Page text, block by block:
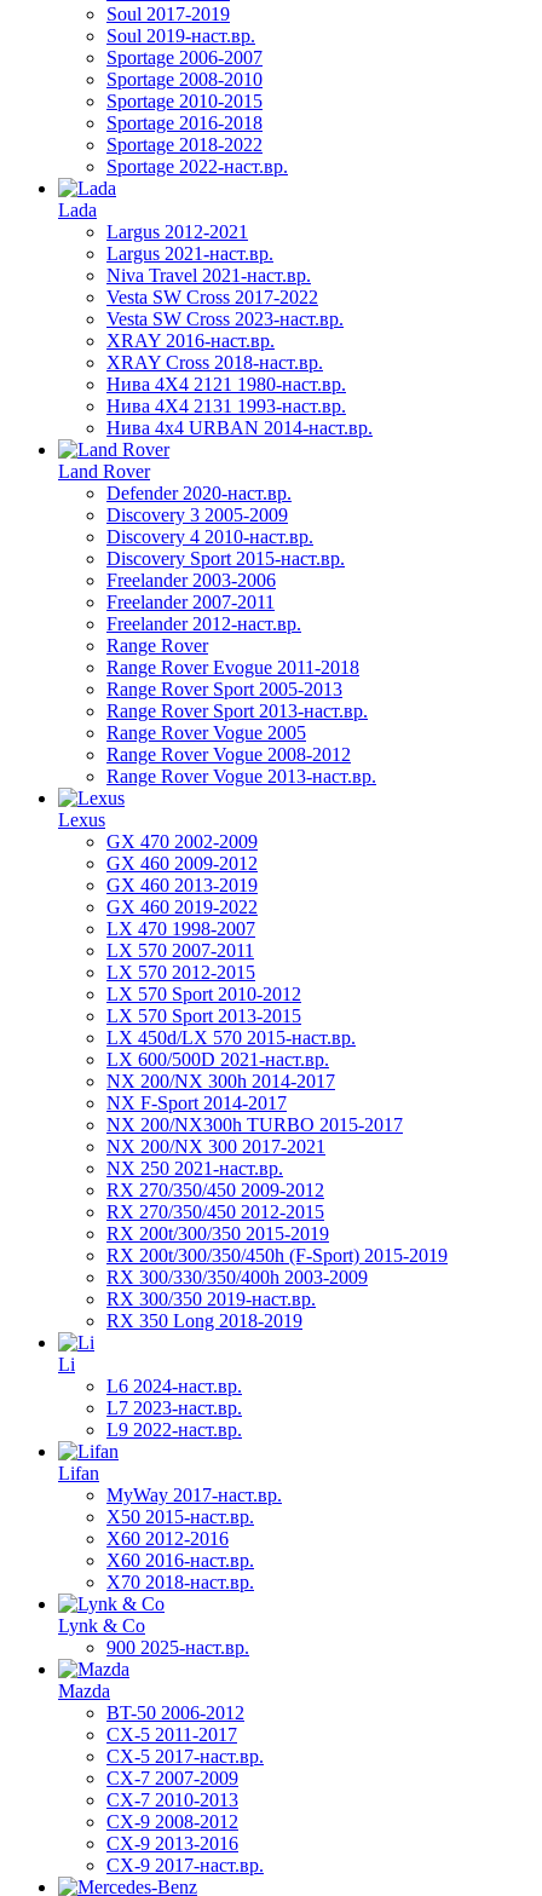
Soul 2017-2019
Soul 2019-наст.вр.
Sportage 2006-2007
Sportage 2008-2010
Sportage 2010-2015
Sportage 2016-2018
Sportage 2018-2022
Sportage 2022-наст.вр.
Lada
Largus 2012-2021
Largus 2021-наст.вр.
Niva Travel 2021-наст.вр.
Vesta SW Cross 2017-2022
Vesta SW Cross 2023-наст.вр.
XRAY 2016-наст.вр.
XRAY Cross 2018-наст.вр.
Нива 4X4 2121 1980-наст.вр.
Нива 4X4 2131 1993-наст.вр.
Нива 4х4 URBAN 2014-наст.вр.
Land Rover
Defender 2020-наст.вр.
Discovery 3 2005-2009
Discovery 4 2010-наст.вр.
Discovery Sport 2015-наст.вр.
Freelander 2003-2006
Freelander 2007-2011
Freelander 2012-наст.вр.
Range Rover
Range Rover Evogue 2011-2018
Range Rover Sport 2005-2013
Range Rover Sport 2013-наст.вр.
Range Rover Vogue 2005
Range Rover Vogue 2008-2012
Range Rover Vogue 2013-наст.вр.
Lexus
GX 470 2002-2009
GX 460 2009-2012
GX 460 2013-2019
GX 460 2019-2022
LX 470 1998-2007
LX 570 2007-2011
LX 570 2012-2015
LX 570 Sport 2010-2012
LX 570 Sport 2013-2015
LX 450d/LX 570 2015-наст.вр.
LX 600/500D 2021-наст.вр.
NX 200/NX 300h 2014-2017
NX F-Sport 2014-2017
NX 200/NX300h TURBO 2015-2017
NX 200/NX 300 2017-2021
NX 250 2021-наст.вр.
RX 270/350/450 2009-2012
RX 270/350/450 2012-2015
RX 200t/300/350 2015-2019
RX 200t/300/350/450h (F-Sport) 2015-2019
RX 300/330/350/400h 2003-2009
RX 300/350 2019-наст.вр.
RX 350 Long 2018-2019
Li
L6 2024-наст.вр.
L7 2023-наст.вр.
L9 2022-наст.вр.
Lifan
MyWay 2017-наст.вр.
X50 2015-наст.вр.
X60 2012-2016
X60 2016-наст.вр.
X70 2018-наст.вр.
Lynk & Co
900 2025-наст.вр.
Mazda
BT-50 2006-2012
CX-5 2011-2017
CX-5 2017-наст.вр.
CX-7 2007-2009
CX-7 2010-2013
CX-9 2008-2012
CX-9 2013-2016
CX-9 2017-наст.вр.